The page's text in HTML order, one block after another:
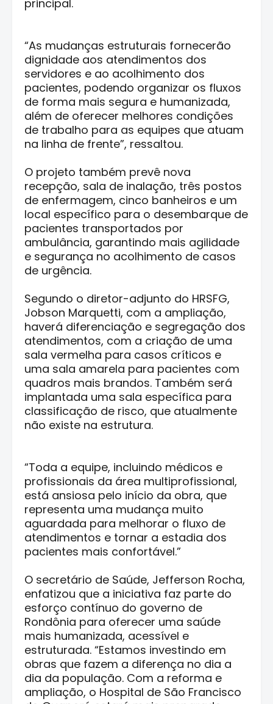
principal.
“As mudanças estruturais fornecerão
dignidade aos atendimentos dos
servidores e ao acolhimento dos
pacientes, podendo organizar os fluxos
de forma mais segura e humanizada,
além de oferecer melhores condições
de trabalho para as equipes que atuam
na linha de frente”, ressaltou.
O projeto também prevê nova
recepção, sala de inalação, três postos
de enfermagem, cinco banheiros e um
local específico para o desembarque de
pacientes transportados por
ambulância, garantindo mais agilidade
e segurança no acolhimento de casos
de urgência.
Segundo o diretor-adjunto do HRSFG,
Jobson Marquetti, com a ampliação,
haverá diferenciação e segregação dos
atendimentos, com a criação de uma
sala vermelha para casos críticos e
uma sala amarela para pacientes com
quadros mais brandos. Também será
implantada uma sala específica para
classificação de risco, que atualmente
não existe na estrutura.
“Toda a equipe, incluindo médicos e
profissionais da área multiprofissional,
está ansiosa pelo início da obra, que
representa uma mudança muito
aguardada para melhorar o fluxo de
atendimentos e tornar a estadia dos
pacientes mais confortável.”
O secretário de Saúde, Jefferson Rocha,
enfatizou que a iniciativa faz parte do
esforço contínuo do governo de
Rondônia para oferecer uma saúde
mais humanizada, acessível e
estruturada. “Estamos investindo em
obras que fazem a diferença no dia a
dia da população. Com a reforma e
ampliação, o Hospital de São Francisco